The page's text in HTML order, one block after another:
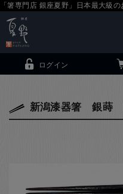
「箸専門店 銀座夏野」日本最大級
ログイン
新潟漆器箸 銀蒔